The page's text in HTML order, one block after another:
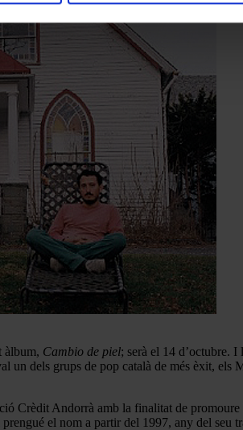
àlbum, Cambio de piel; serà el 14 d’octubre. I
un dels grups de pop català de més èxit, els
Crèdit Andorrà amb la finalitat de
el nom a partir del 1997, any del seu